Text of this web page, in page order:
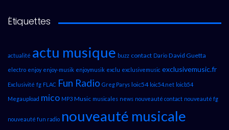
Étiquettes
actualité actu musique buzz contact Dario David Guetta
electro enjoy enjoy-musik enjoymusik exclu exclusivemusic exclusivemusic.fr
Exclusivité fg FLAC Fun Radio Greg Parys loic54 loic54.net loicb54
Megaupload mico MP3 Music musicales news nouveauté contact nouveauté fg
nouveauté fun radio nouveauté musicale